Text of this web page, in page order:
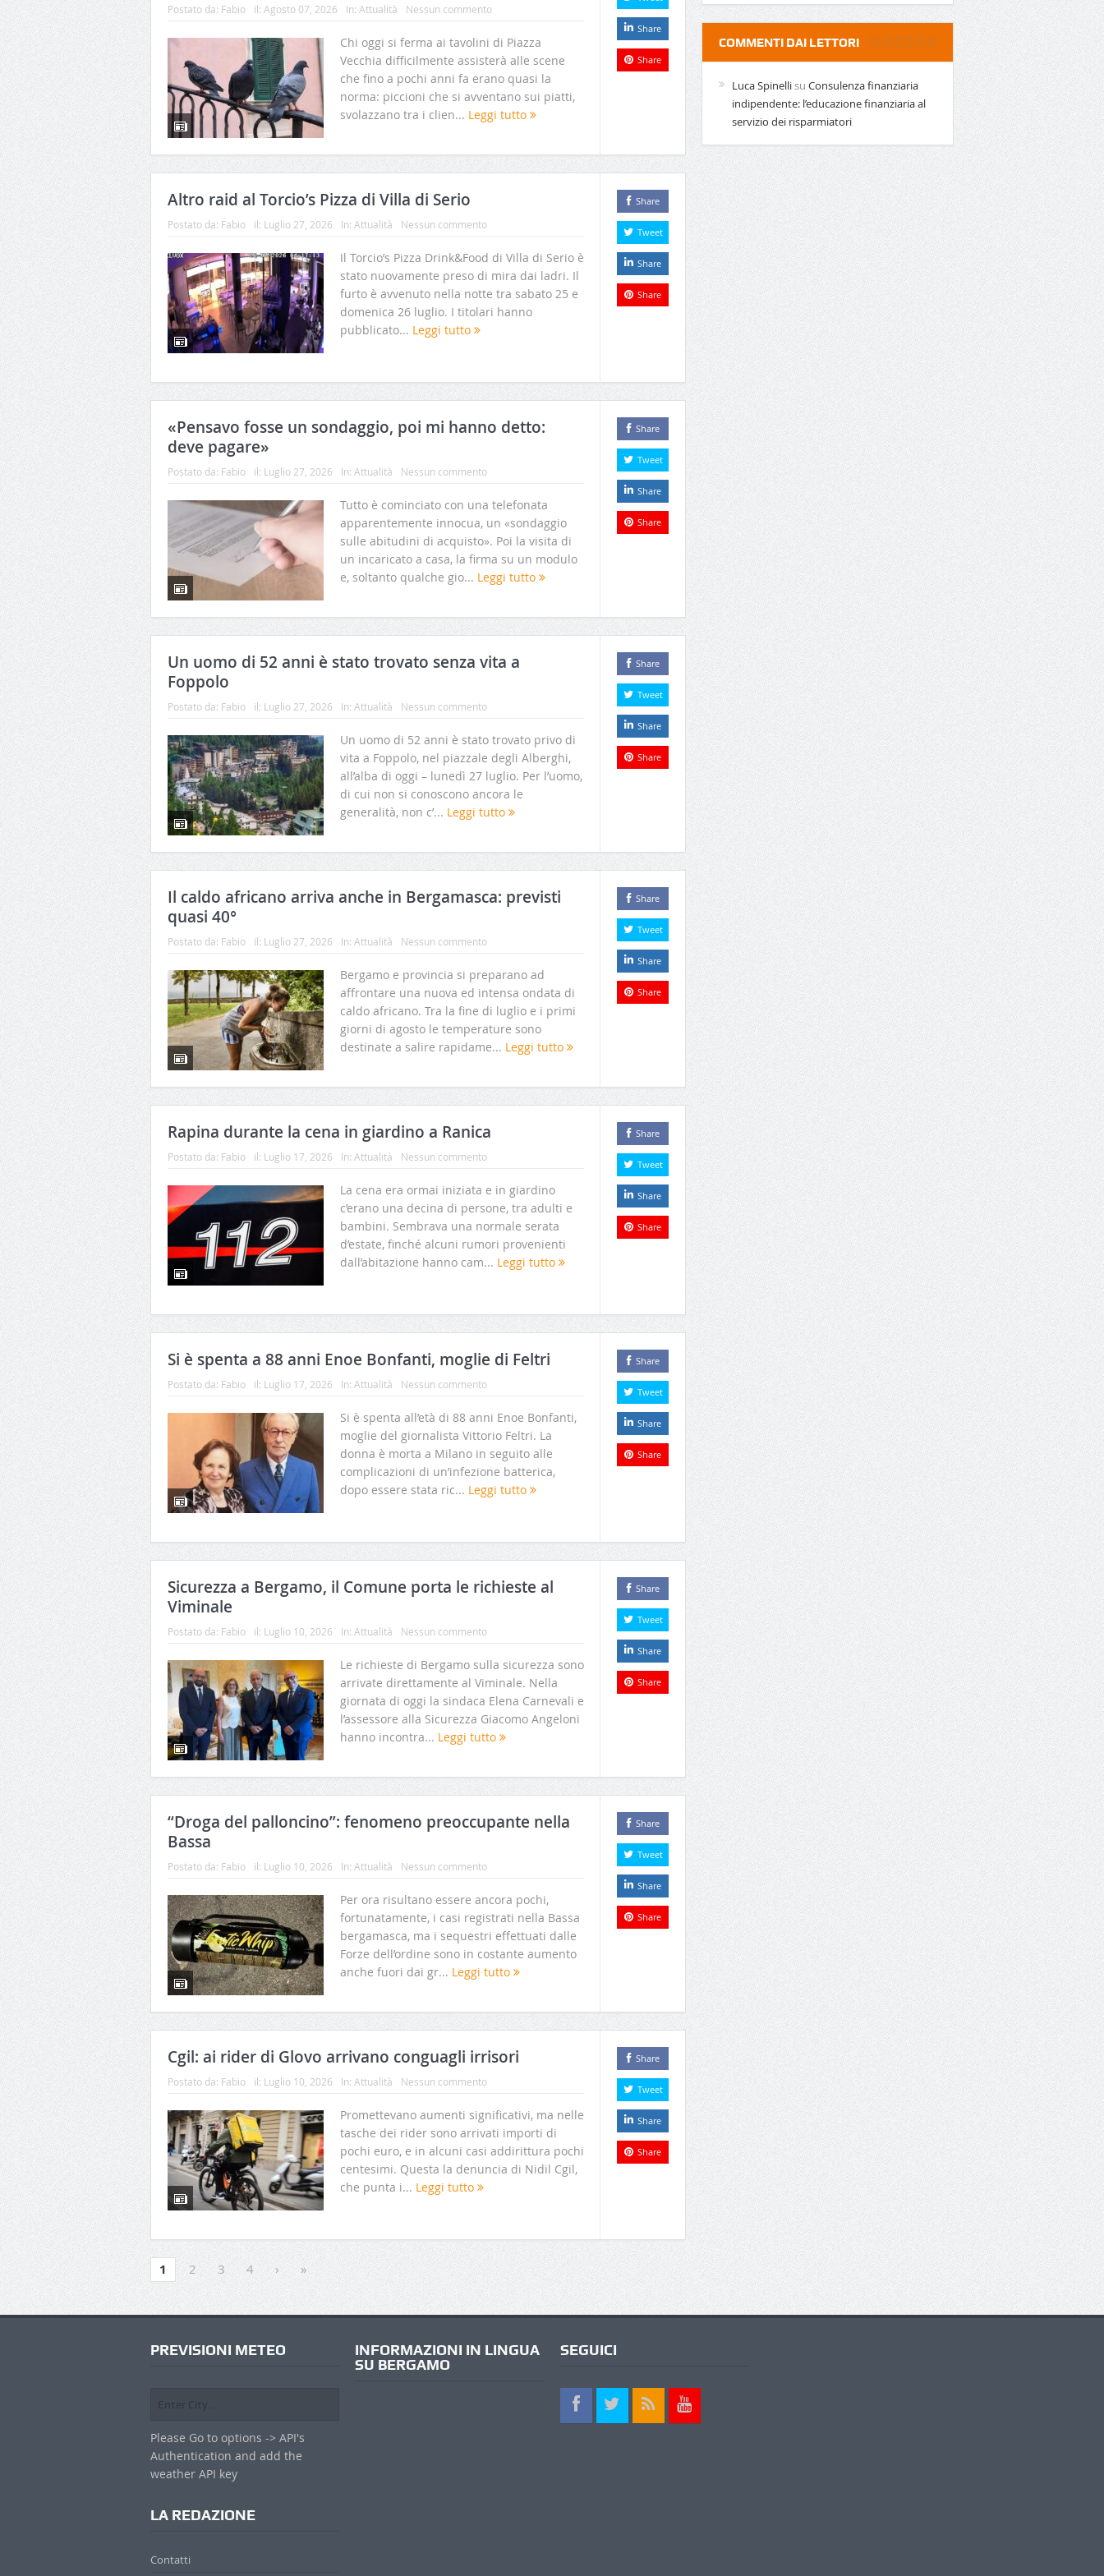
Postato da: Fabio il: Agosto 07, 2026 In: Attualità Nessun commento
Chi oggi si ferma ai tavolini di Piazza
Vecchia difficilmente assisterà alle scene
che fino a pochi anni fa erano quasi la
norma: piccioni che si avventano sui piatti,
svolazzano tra i clien... Leggi tutto
Share
Share
Altro raid al Torcio’s Pizza di Villa di Serio
Postato da: Fabio il: Luglio 27, 2026 In: Attualità Nessun commento
Il Torcio’s Pizza Drink&Food di Villa di Serio è
stato nuovamente preso di mira dai ladri. Il
furto è avvenuto nella notte tra sabato 25 e
domenica 26 luglio. I titolari hanno
pubblicato... Leggi tutto
Share
Tweet
Share
Share
«Pensavo fosse un sondaggio, poi mi hanno detto:
deve pagare»
Postato da: Fabio il: Luglio 27, 2026 In: Attualità Nessun commento
Tutto è cominciato con una telefonata
apparentemente innocua, un «sondaggio
sulle abitudini di acquisto». Poi la visita di
un incaricato a casa, la firma su un modulo
e, soltanto qualche gio... Leggi tutto
Share
Tweet
Share
Share
Un uomo di 52 anni è stato trovato senza vita a
Foppolo
Postato da: Fabio il: Luglio 27, 2026 In: Attualità Nessun commento
Un uomo di 52 anni è stato trovato privo di
vita a Foppolo, nel piazzale degli Alberghi,
all’alba di oggi – lunedì 27 luglio. Per l’uomo,
di cui non si conoscono ancora le
generalità, non c’... Leggi tutto
Share
Tweet
Share
Share
Il caldo africano arriva anche in Bergamasca: previsti
quasi 40°
Postato da: Fabio il: Luglio 27, 2026 In: Attualità Nessun commento
Bergamo e provincia si preparano ad
affrontare una nuova ed intensa ondata di
caldo africano. Tra la fine di luglio e i primi
giorni di agosto le temperature sono
destinate a salire rapidame... Leggi tutto
Share
Tweet
Share
Share
Rapina durante la cena in giardino a Ranica
Postato da: Fabio il: Luglio 17, 2026 In: Attualità Nessun commento
La cena era ormai iniziata e in giardino
c’erano una decina di persone, tra adulti e
bambini. Sembrava una normale serata
d’estate, finché alcuni rumori provenienti
dall’abitazione hanno cam... Leggi tutto
Share
Tweet
Share
Share
Si è spenta a 88 anni Enoe Bonfanti, moglie di Feltri
Postato da: Fabio il: Luglio 17, 2026 In: Attualità Nessun commento
Si è spenta all’età di 88 anni Enoe Bonfanti,
moglie del giornalista Vittorio Feltri. La
donna è morta a Milano in seguito alle
complicazioni di un’infezione batterica,
dopo essere stata ric... Leggi tutto
Share
Tweet
Share
Share
Sicurezza a Bergamo, il Comune porta le richieste al
Viminale
Postato da: Fabio il: Luglio 10, 2026 In: Attualità Nessun commento
Le richieste di Bergamo sulla sicurezza sono
arrivate direttamente al Viminale. Nella
giornata di oggi la sindaca Elena Carnevali e
l’assessore alla Sicurezza Giacomo Angeloni
hanno incontra... Leggi tutto
Share
Tweet
Share
Share
“Droga del palloncino”: fenomeno preoccupante nella
Bassa
Postato da: Fabio il: Luglio 10, 2026 In: Attualità Nessun commento
Per ora risultano essere ancora pochi,
fortunatamente, i casi registrati nella Bassa
bergamasca, ma i sequestri effettuati dalle
Forze dell’ordine sono in costante aumento
anche fuori dai gr... Leggi tutto
Share
Tweet
Share
Share
Cgil: ai rider di Glovo arrivano conguagli irrisori
Postato da: Fabio il: Luglio 10, 2026 In: Attualità Nessun commento
Promettevano aumenti significativi, ma nelle
tasche dei rider sono arrivati importi di
pochi euro, e in alcuni casi addirittura pochi
centesimi. Questa la denuncia di Nidil Cgil,
che punta i... Leggi tutto
Share
Tweet
Share
Share
1 2 3 4 › »
COMMENTI DAI LETTORI
Luca Spinellisu Consulenza finanziaria
indipendente: l’educazione finanziaria al
servizio dei risparmiatori
PREVISIONI METEO
Please Go to options -> API's
Authentication and add the
weather API key
LA REDAZIONE
Contatti
INFORMAZIONI IN LINGUA
SU BERGAMO
SEGUICI